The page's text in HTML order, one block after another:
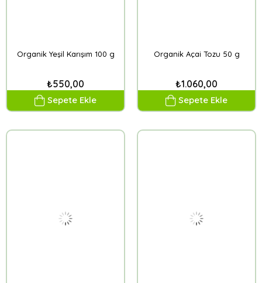
Organik Yeşil Karışım 100 g
₺550,00
Sepete Ekle
Organik Açai Tozu 50 g
₺1.060,00
Sepete Ekle